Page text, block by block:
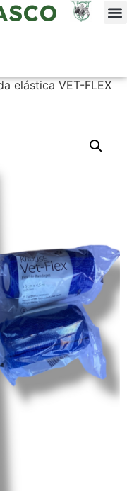
elástica VET-FLEX